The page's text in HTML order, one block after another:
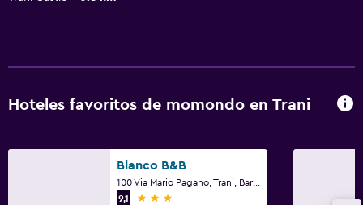
Hoteles favoritos de momondo en Trani
Blanco B&B
100 Via Mario Pagano, Trani, Barletta-Andria-Trani
9,1
3 estrellas